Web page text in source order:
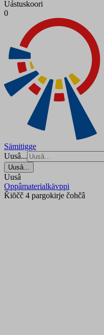
Uástuskoori
0
Sämitigge
Uusâ...
Uusâ...
Uusâ
Oppâmaterialkävppi
Ǩiõčč 4 pargokirje čohčâ